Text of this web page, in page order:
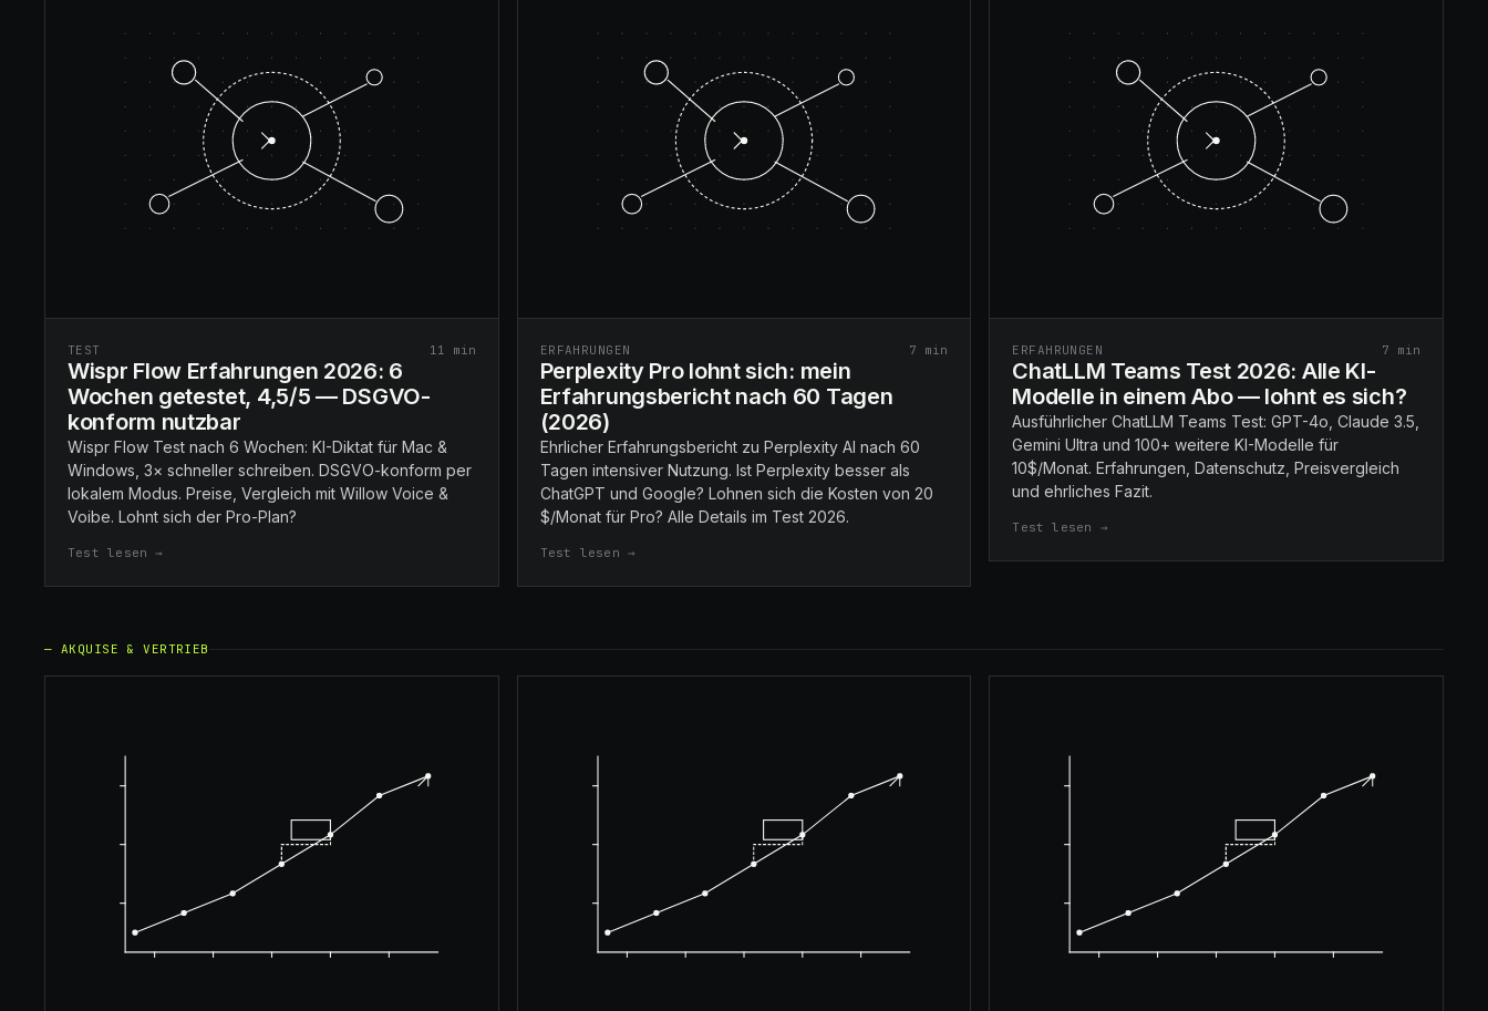
TEST 11 min
Wispr Flow Erfahrungen 2026: 6
Wochen getestet, 4,5/5 — DSGVO-
konform nutzbar
Wispr Flow Test nach 6 Wochen: KI-Diktat für Mac &
Windows, 3× schneller schreiben. DSGVO-konform per
lokalem Modus. Preise, Vergleich mit Willow Voice &
Voibe. Lohnt sich der Pro-Plan?
Test lesen →
ERFAHRUNGEN 7 min
Perplexity Pro lohnt sich: mein
Erfahrungsbericht nach 60 Tagen
(2026)
Ehrlicher Erfahrungsbericht zu Perplexity AI nach 60
Tagen intensiver Nutzung. Ist Perplexity besser als
ChatGPT und Google? Lohnen sich die Kosten von 20
$/Monat für Pro? Alle Details im Test 2026.
Test lesen →
ERFAHRUNGEN 7 min
ChatLLM Teams Test 2026: Alle KI-
Modelle in einem Abo — lohnt es sich?
Ausführlicher ChatLLM Teams Test: GPT-4o, Claude 3.5,
Gemini Ultra und 100+ weitere KI-Modelle für
10$/Monat. Erfahrungen, Datenschutz, Preisvergleich
und ehrliches Fazit.
Test lesen →
— AKQUISE & VERTRIEB